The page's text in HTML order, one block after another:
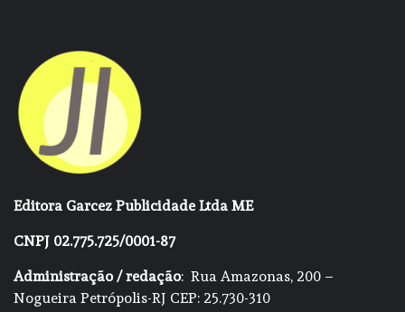
Editora Garcez Publicidade Ltda ME
CNPJ 02.775.725/0001-87
Administração / redação: Rua Amazonas, 200 –
Nogueira Petrópolis-RJ CEP: 25.730-310